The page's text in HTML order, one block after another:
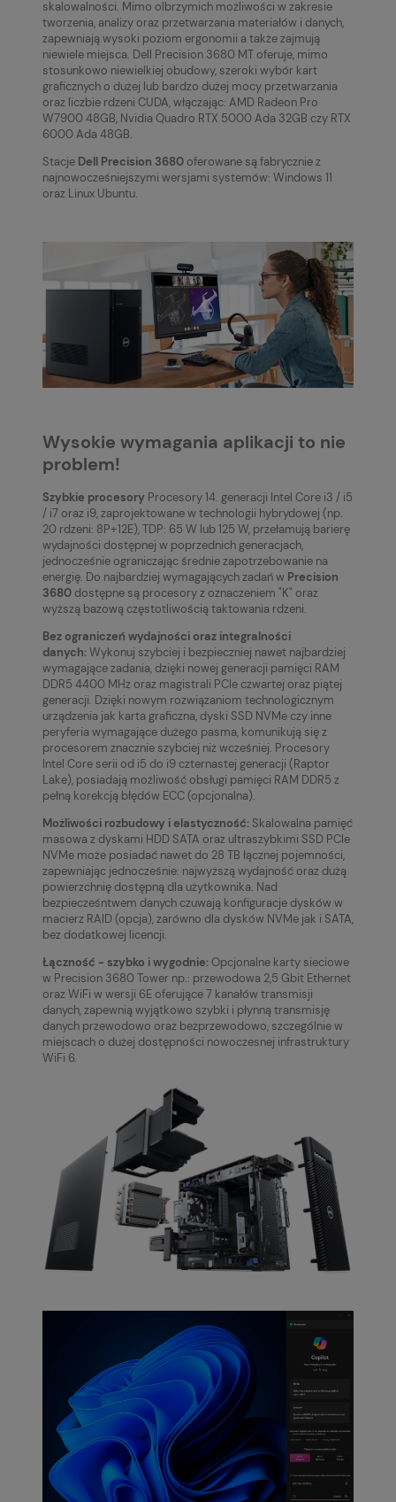
skalowalności. Mimo olbrzymich możliwości w zakresie
tworzenia, analizy oraz przetwarzania materiałów i danych,
zapewniają wysoki poziom ergonomii a także zajmują
niewiele miejsca. Dell Precision 3680 MT oferuje, mimo
stosunkowo niewielkiej obudowy, szeroki wybór kart
graficznych o dużej lub bardzo dużej mocy przetwarzania
oraz liczbie rdzeni CUDA, włączając: AMD Radeon Pro
W7900 48GB, Nvidia Quadro RTX 5000 Ada 32GB czy RTX
6000 Ada 48GB.
Stacje Dell Precision 3680oferowane są fabrycznie z
najnowocześniejszymi wersjami systemów: Windows 11
oraz Linux Ubuntu.
Wysokie wymagania aplikacji to nie
problem!
Szybkie procesory Procesory 14. generacji Intel Core i3 / i5
/ i7 oraz i9, zaprojektowane w technologii hybrydowej (np.
20 rdzeni: 8P+12E), TDP: 65 W lub 125 W, przełamują barierę
wydajności dostępnej w poprzednich generacjach,
jednocześnie ograniczając średnie zapotrzebowanie na
energię. Do najbardziej wymagających zadań w Precision
3680dostępne są procesory z oznaczeniem "K" oraz
wyższą bazową częstotliwością taktowania rdzeni.
Bez ograniczeń wydajności oraz integralności
danych:Wykonuj szybciej i bezpieczniej nawet najbardziej
wymagające zadania, dzięki nowej generacji pamięci RAM
DDR5 4400 MHz oraz magistrali PCIe czwartej oraz piątej
generacji. Dzięki nowym rozwiązaniom technologicznym
urządzenia jak karta graficzna, dyski SSD NVMe czy inne
peryferia wymagające dużego pasma, komunikują się z
procesorem znacznie szybciej niż wcześniej. Procesory
Intel Core serii od i5 do i9 czternastej generacji (Raptor
Lake), posiadają możliwość obsługi pamięci RAM DDR5 z
pełną korekcją błędów ECC (opcjonalna).
Możliwości rozbudowy i elastyczność:Skalowalna pamięć
masowa z dyskami HDD SATA oraz ultraszybkimi SSD PCIe
NVMe może posiadać nawet do 28 TB łącznej pojemności,
zapewniając jednocześnie: najwyższą wydajność oraz dużą
powierzchnię dostępną dla użytkownika. Nad
bezpiecześntwem danych czuwają konfiguracje dysków w
macierz RAID (opcja), zarówno dla dysków NVMe jak i SATA,
bez dodatkowej licencji.
Łączność - szybko i wygodnie:Opcjonalne karty sieciowe
w Precision 3680 Tower np.: przewodowa 2,5 Gbit Ethernet
oraz WiFi w wersji 6E oferujące 7 kanałów transmisji
danych, zapewnią wyjątkowo szybki i płynną transmisję
danych przewodowo oraz bezprzewodowo, szczególnie w
miejscach o dużej dostępności nowoczesnej infrastruktury
WiFi 6.